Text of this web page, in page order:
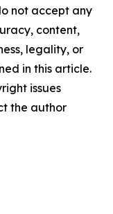
not accept any
content,
legality, or
in this article.
issues
the author